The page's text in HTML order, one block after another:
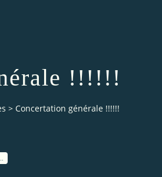
!!!!!!
> Concertation générale !!!!!!